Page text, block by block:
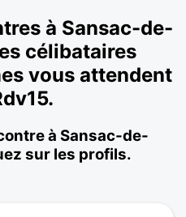
à Sansac-de-
célibataires
vous attendent
à Sansac-de-
sur les profils.